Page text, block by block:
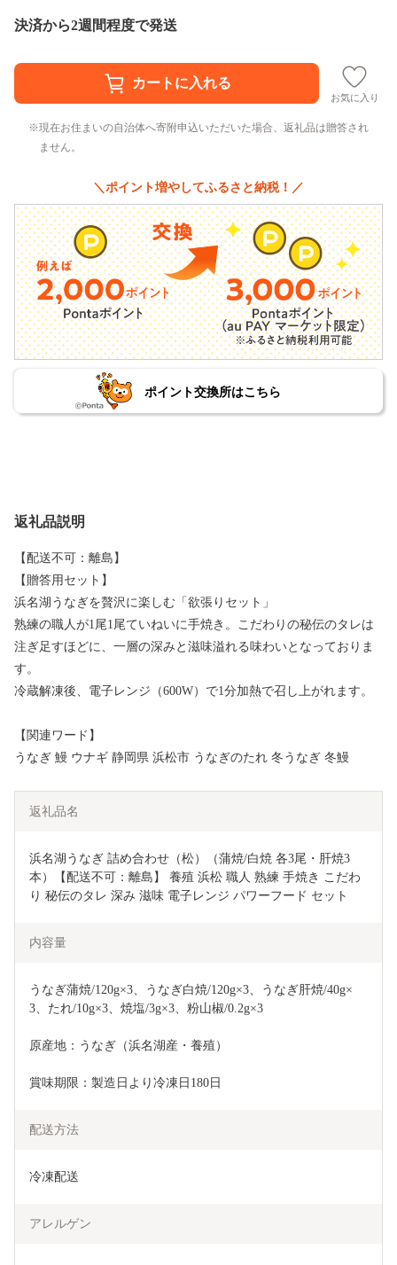
決済から2週間程度で発送
お気に入り
現在お住まいの自治体へ寄附申込いただいた場合、返礼品は贈答され
ません。
＼ポイント増やしてふるさと納税！／
ポイント交換所はこちら
返礼品説明
【配送不可：離島】
【贈答用セット】
浜名湖うなぎを贅沢に楽しむ「欲張りセット」
熟練の職人が1尾1尾ていねいに手焼き。こだわりの秘伝のタレは
注ぎ足すほどに、一層の深みと滋味溢れる味わいとなっておりま
す。
冷蔵解凍後、電子レンジ（600W）で1分加熱で召し上がれます。
【関連ワード】
うなぎ 鰻 ウナギ 静岡県 浜松市 うなぎのたれ 冬うなぎ 冬鰻
返礼品名
浜名湖うなぎ 詰め合わせ（松）（蒲焼/白焼 各3尾・肝焼3
本）【配送不可：離島】 養殖 浜松 職人 熟練 手焼き こだわ
り 秘伝のタレ 深み 滋味 電子レンジ パワーフード セット
内容量
うなぎ蒲焼/120g×3、うなぎ白焼/120g×3、うなぎ肝焼/40g×
3、たれ/10g×3、焼塩/3g×3、粉山椒/0.2g×3
原産地：うなぎ（浜名湖産・養殖）
賞味期限：製造日より冷凍日180日
配送方法
冷凍配送
アレルゲン